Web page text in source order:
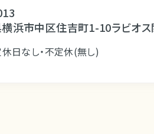
浜市中区住吉町1-10ラビオ
休日なし・不定休(無し)